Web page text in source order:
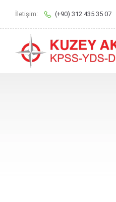
İletişim: (+90) 312 435 35 07